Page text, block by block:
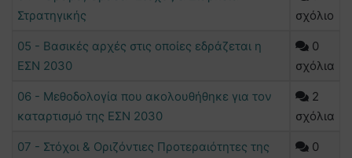
Στρατηγικής
σχόλιο
05 - Βασικές αρχές στις οποίες εδράζεται η
ΕΣΝ 2030
0
σχόλια
06 - Μεθοδολογία που ακολουθήθηκε για τον
καταρτισμό της ΕΣΝ 2030
2
σχόλια
07 - Στόχοι & Οριζόντιες Προτεραιότητες της
0